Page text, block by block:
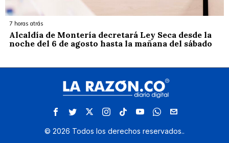
7 horas atrás
Alcaldía de Montería decretará Ley Seca desde la
noche del 6 de agosto hasta la mañana del sábado
© 2026 Todos los derechos reservados..